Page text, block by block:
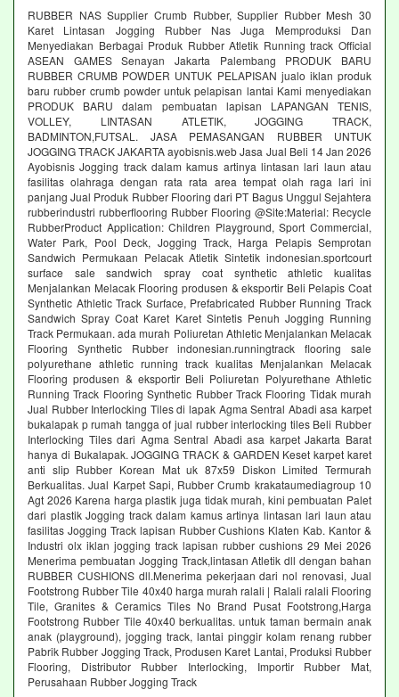
RUBBER NAS Supplier Crumb Rubber, Supplier Rubber Mesh 30
Karet Lintasan Jogging Rubber Nas Juga Memproduksi Dan
Menyediakan Berbagai Produk Rubber Atletik Running track Official
ASEAN GAMES Senayan Jakarta Palembang PRODUK BARU
RUBBER CRUMB POWDER UNTUK PELAPISAN jualo iklan produk
baru rubber crumb powder untuk pelapisan lantai Kami menyediakan
PRODUK BARU dalam pembuatan lapisan LAPANGAN TENIS,
VOLLEY, LINTASAN ATLETIK, JOGGING TRACK,
BADMINTON,FUTSAL. JASA PEMASANGAN RUBBER UNTUK
JOGGING TRACK JAKARTA ayobisnis.web Jasa Jual Beli 14 Jan 2026
Ayobisnis Jogging track dalam kamus artinya lintasan lari laun atau
fasilitas olahraga dengan rata rata area tempat olah raga lari ini
panjang Jual Produk Rubber Flooring dari PT Bagus Unggul Sejahtera
rubberindustri rubberflooring Rubber Flooring @Site:Material: Recycle
RubberProduct Application: Children Playground, Sport Commercial,
Water Park, Pool Deck, Jogging Track, Harga Pelapis Semprotan
Sandwich Permukaan Pelacak Atletik Sintetik indonesian.sportcourt
surface sale sandwich spray coat synthetic athletic kualitas
Menjalankan Melacak Flooring produsen & eksportir Beli Pelapis Coat
Synthetic Athletic Track Surface, Prefabricated Rubber Running Track
Sandwich Spray Coat Karet Karet Sintetis Penuh Jogging Running
Track Permukaan. ada murah Poliuretan Athletic Menjalankan Melacak
Flooring Synthetic Rubber indonesian.runningtrack flooring sale
polyurethane athletic running track kualitas Menjalankan Melacak
Flooring produsen & eksportir Beli Poliuretan Polyurethane Athletic
Running Track Flooring Synthetic Rubber Track Flooring Tidak murah
Jual Rubber Interlocking Tiles di lapak Agma Sentral Abadi asa karpet
bukalapak p rumah tangga of jual rubber interlocking tiles Beli Rubber
Interlocking Tiles dari Agma Sentral Abadi asa karpet Jakarta Barat
hanya di Bukalapak. JOGGING TRACK & GARDEN Keset karpet karet
anti slip Rubber Korean Mat uk 87x59 Diskon Limited Termurah
Berkualitas. Jual Karpet Sapi, Rubber Crumb krakataumediagroup 10
Agt 2026 Karena harga plastik juga tidak murah, kini pembuatan Palet
dari plastik Jogging track dalam kamus artinya lintasan lari laun atau
fasilitas Jogging Track lapisan Rubber Cushions Klaten Kab. Kantor &
Industri olx iklan jogging track lapisan rubber cushions 29 Mei 2026
Menerima pembuatan Jogging Track,lintasan Atletik dll dengan bahan
RUBBER CUSHIONS dll.Menerima pekerjaan dari nol renovasi, Jual
Footstrong Rubber Tile 40x40 harga murah ralali | Ralali ralali Flooring
Tile, Granites & Ceramics Tiles No Brand Pusat Footstrong,Harga
Footstrong Rubber Tile 40x40 berkualitas. untuk taman bermain anak
anak (playground), jogging track, lantai pinggir kolam renang rubber
Pabrik Rubber Jogging Track, Produsen Karet Lantai, Produksi Rubber
Flooring, Distributor Rubber Interlocking, Importir Rubber Mat,
Perusahaan Rubber Jogging Track